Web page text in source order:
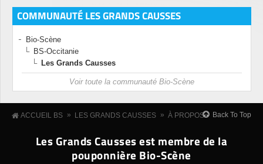
COMMUNAUTÉ LES GRANDS CAUSSES
Bio-Scène
BS-Occitanie
Les Grands Causses
Voir toute la communauté Bio-Scène
ACCUEIL BS » LES GRANDS CAUSSES » À PROPOS Back To Top
Les Grands Causses est membre de la
pouponnière Bio-Scène